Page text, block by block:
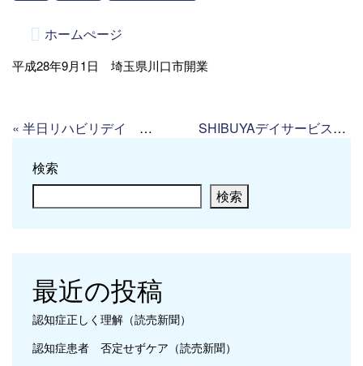
ホームぺージ
平成28年9月1日 埼玉県川口市開業
« 半日リハビリデイ フローラ岩槻 SHIBUYAデイサービスセンター
検索
検索
最近の投稿
認知症正しく理解（読売新聞）
認知症患者 否定せずケア（読売新聞）